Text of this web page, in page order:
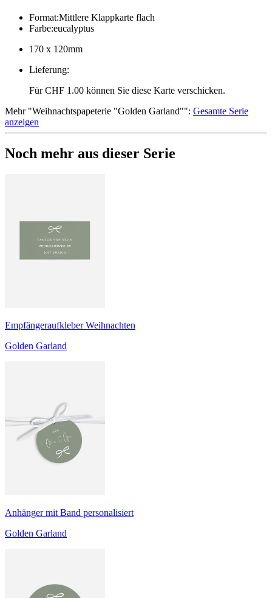
Format:Mittlere Klappkarte flach
Farbe:eucalyptus
170 x 120mm
Lieferung:
Für CHF 1.00 können Sie diese Karte verschicken.
Mehr"Weihnachtspapeterie "Golden Garland"": Gesamte Serie
anzeigen
Noch mehr aus dieser Serie
Empfängeraufkleber Weihnachten
Golden Garland
Anhänger mit Band personalisiert
Golden Garland